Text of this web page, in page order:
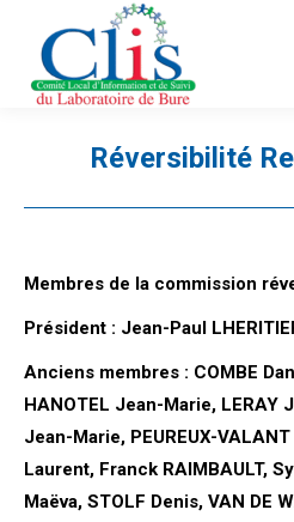
Réversibilité
Membres de la commission
Président : Jean-Paul
Anciens membres : COMBE
HANOTEL Jean-Marie, LERAY
Jean-Marie, PEUREUX-
Laurent, Franck RAIMBAULT,
Maëva, STOLF Denis, VAN DE